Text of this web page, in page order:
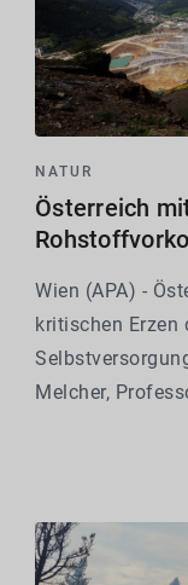
NATUR
Österreich
Wien (APA) -
kritischen Erzen
Melcher,
Das gelte